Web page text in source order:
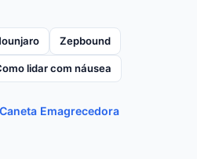
Zepbound
lidar com náusea
Emagrecedora